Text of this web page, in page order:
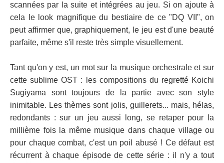
scannées par la suite et intégrées au jeu. Si on ajoute à
cela le look magnifique du bestiaire de ce "DQ VII", on
peut affirmer que, graphiquement, le jeu est d'une beauté
parfaite, même s'il reste très simple visuellement.
Tant qu'on y est, un mot sur la musique orchestrale et sur
cette sublime OST : les compositions du regretté Koichi
Sugiyama sont toujours de la partie avec son style
inimitable. Les thèmes sont jolis, guillerets... mais, hélas,
redondants : sur un jeu aussi long, se retaper pour la
millième fois la même musique dans chaque village ou
pour chaque combat, c'est un poil abusé ! Ce défaut est
récurrent à chaque épisode de cette série : il n'y a tout